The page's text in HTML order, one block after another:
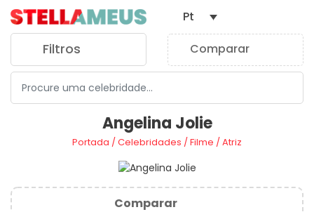
Filtros Comparar
Pt
Angelina Jolie
Portada /Celebridades /Filme /Atriz
Comparar